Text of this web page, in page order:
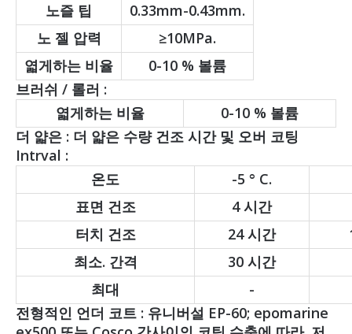
노즐 팁
0.33mm-0.43mm.
노 젤 압력
≥10MPa.
엷게하는 비율
0-10 % 볼륨
브러쉬 / 롤러 :
엷게하는 비율
0-10 % 볼륨
더 얇은 : 더 얇은 수량 건조 시간 및 오버 코팅
Intrval :
온도
-5 ° C.
표면 건조
4 시간
터치 건조
24 시간
최소. 간격
30 시간
최대
-
전형적인 언더 코트 : 유니버설 EP-60; epomarine